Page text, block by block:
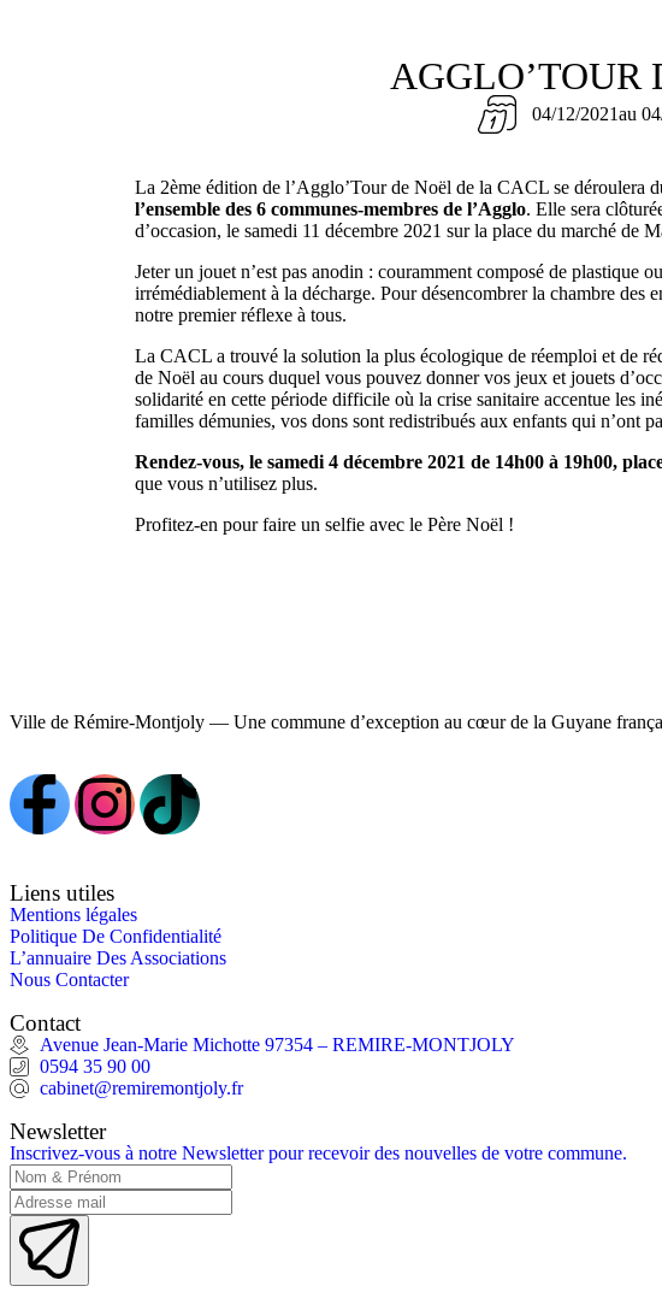
AGGLO’TOUR
04/12/2021au
La 2ème édition de l’Agglo’Tour de Noël de la CACL se déroulera d
l’ensemble des 6 communes-membres de l’Agglo. Elle sera
d’occasion, le samedi 11 décembre 2021 sur la place du marché de
Jeter un jouet n’est pas anodin : couramment composé de plastique
irrémédiablement à la décharge. Pour désencombrer la chambre des
notre premier réflexe à tous.
La CACL a trouvé la solution la plus écologique de réemploi et de
de Noël au cours duquel vous pouvez donner vos jeux et jouets
solidarité en cette période difficile où la crise sanitaire accentue les
familles démunies, vos dons sont redistribués aux enfants qui n’ont
Rendez-vous, le samedi 4 décembre 2021 de 14h00 à 19h00,
que vous n’utilisez plus.
Profitez-en pour faire un selfie avec le Père Noël !
Ville de Rémire-Montjoly — Une commune d’exception au cœur de la Guyane
Liens utiles
Mentions légales
Politique De Confidentialité
L’annuaire Des Associations
Nous Contacter
Contact
Avenue Jean-Marie Michotte 97354 – REMIRE-MONTJOLY
0594 35 90 00
cabinet@remiremontjoly.fr
Newsletter
Inscrivez-vous à notre Newsletter pour recevoir des nouvelles de votre commune.